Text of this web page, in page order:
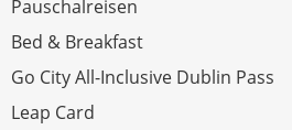
Pauschalreisen
Bed & Breakfast
Go City All-Inclusive Dublin Pass
Leap Card